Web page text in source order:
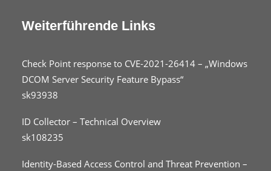
Weiterführende Links
Check Point response to CVE-2021-26414 – „Windows
DCOM Server Security Feature Bypass“
sk93938
ID Collector – Technical Overview
sk108235
Identity-Based Access Control and Threat Prevention –